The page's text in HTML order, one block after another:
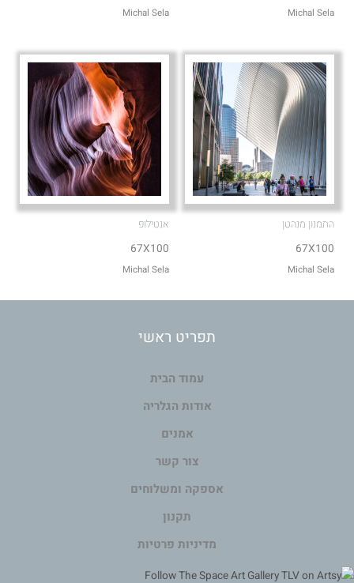
Michal Sela
Michal Sela
התמנון מנהטן
67X100
Michal Sela
אנטילופ
67X100
Michal Sela
תפריט ראשי
עמוד הבית
אודות הגלריה
אמנים
צור קשר
אספקה ומשלוחים
תקנון
מדיניות פרטיות